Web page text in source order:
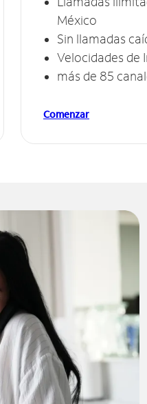
México
Sin llamadas
Velocidades de
más de 85
Comenzar